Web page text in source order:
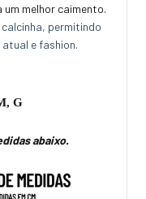
melhor caimento.
permitindo
e fashion.
G
abaixo.